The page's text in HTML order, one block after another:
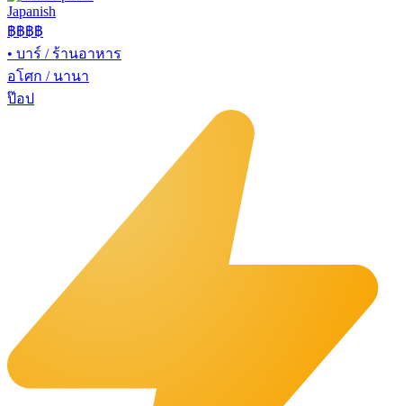
Japanish
฿฿฿฿
• บาร์ / ร้านอาหาร
อโศก / นานา
ป๊อป